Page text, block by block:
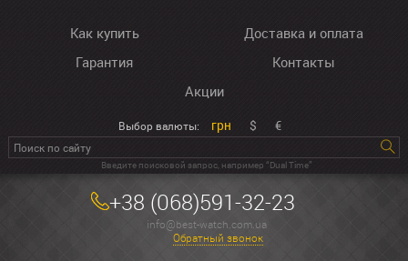
Как купить
Доставка и оплата
Гарантия
Контакты
Акции
Выбор валюты: грн $ €
Введите поисковой запрос, например “Dual Time”
+38 (068)591-32-23
info@best-watch.com.ua
Обратный звонок